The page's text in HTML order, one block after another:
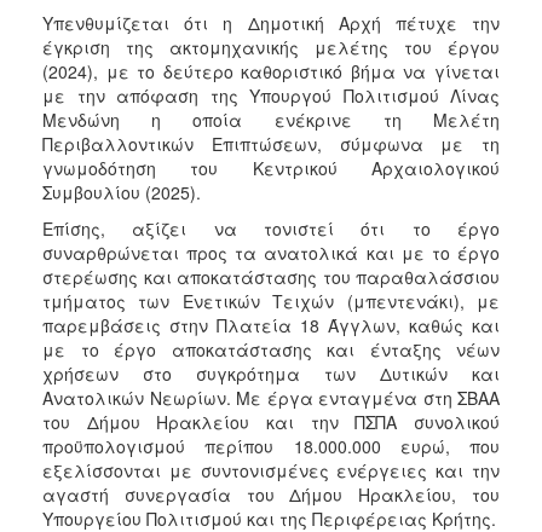
Υπενθυμίζεται ότι η Δημοτική Αρχή πέτυχε την
έγκριση της ακτομηχανικής μελέτης του έργου
(2024), με το δεύτερο καθοριστικό βήμα να γίνεται
με την απόφαση της Υπουργού Πολιτισμού Λίνας
Μενδώνη η οποία ενέκρινε τη Μελέτη
Περιβαλλοντικών Επιπτώσεων, σύμφωνα με τη
γνωμοδότηση του Κεντρικού Αρχαιολογικού
Συμβουλίου (2025).
Επίσης, αξίζει να τονιστεί ότι το έργο
συναρθρώνεται προς τα ανατολικά και με το έργο
στερέωσης και αποκατάστασης του παραθαλάσσιου
τμήματος των Ενετικών Τειχών (μπεντενάκι), με
παρεμβάσεις στην Πλατεία 18 Άγγλων, καθώς και
με το έργο αποκατάστασης και ένταξης νέων
χρήσεων στο συγκρότημα των Δυτικών και
Ανατολικών Νεωρίων. Με έργα ενταγμένα στη ΣΒΑΑ
του Δήμου Ηρακλείου και την ΠΣΠΑ συνολικού
προϋπολογισμού περίπου 18.000.000 ευρώ, που
εξελίσσονται με συντονισμένες ενέργειες και την
αγαστή συνεργασία του Δήμου Ηρακλείου, του
Υπουργείου Πολιτισμού και της Περιφέρειας Κρήτης.